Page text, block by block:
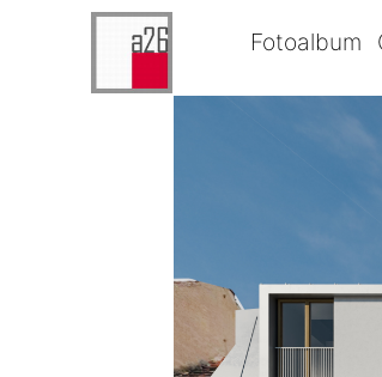
Fotoalbum